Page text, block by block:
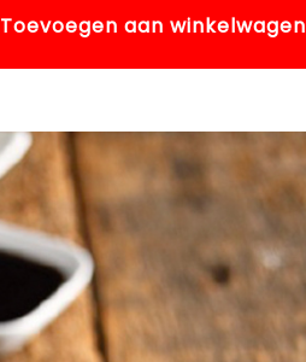
Toevoegen aan winkelwagen